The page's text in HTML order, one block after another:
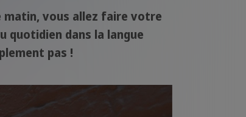
matin, vous allez faire votre
quotidien dans la langue
pas !